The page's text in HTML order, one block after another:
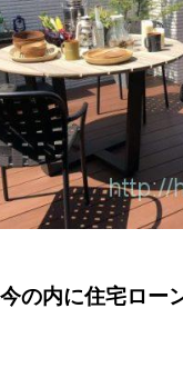
今の内に住宅ロー